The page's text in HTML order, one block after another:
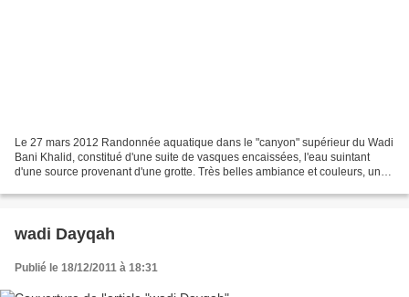
Le 27 mars 2012 Randonnée aquatique dans le "canyon" supérieur du Wadi
Bani Khalid, constitué d'une suite de vasques encaissées, l'eau suintant
d'une source provenant d'une grotte. Très belles ambiance et couleurs, un
wadi Dayqah
Publié le 18/12/2011 à 18:31